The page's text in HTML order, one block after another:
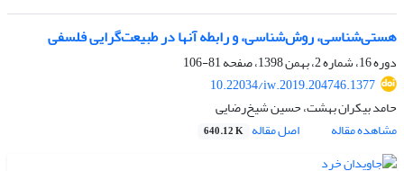
هستی‌شناسی، روش‌شناسی، و رابطه‌ آنها در طبیعت‌گرایی فلسفی
دوره 16، شماره 2، بهمن 1398، صفحه
81-106
10.22034/iw.2019.204746.1377
حامد بیکران بهشت، حسین شیخ‌رضایی
مشاهده مقاله
اصل مقاله 640.12 K